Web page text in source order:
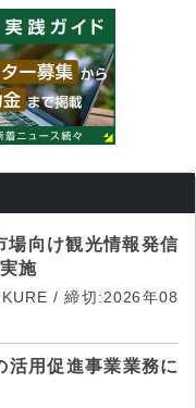
場向け観光情報発信
施
/ 締切:2026年08
活用促進事業業務に